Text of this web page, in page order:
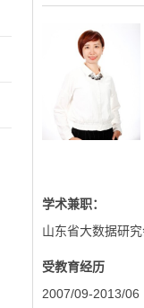
学术兼职：
山东省大数据研
受教育经历
2007/09-2013/